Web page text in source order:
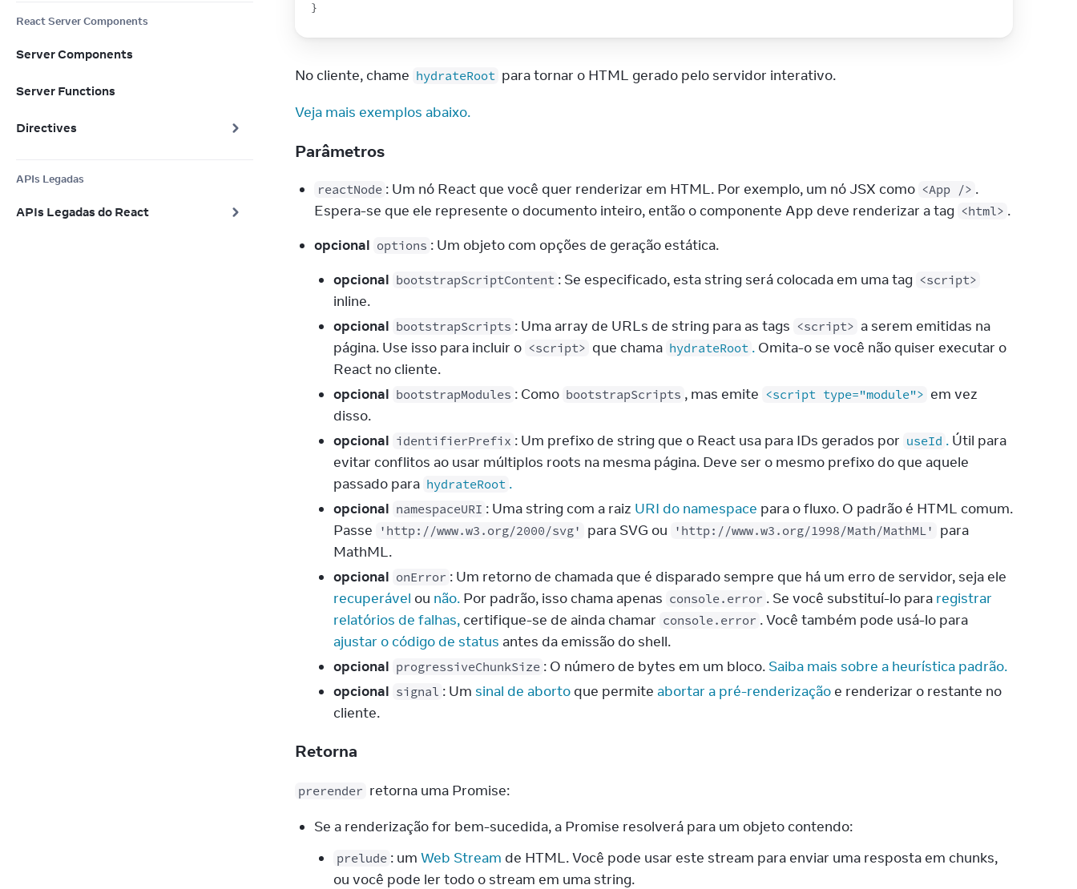
React Server Components
Server Components
Server Functions
Directives
APIs Legadas
APIs Legadas do React
}
No cliente, chame hydrateRoot para tornar o HTML gerado pelo servidor interativo.
Veja mais exemplos abaixo.
Parâmetros
reactNode : Um nó React que você quer renderizar em HTML. Por exemplo, um nó JSX como <App /> .
Espera-se que ele represente o documento inteiro, então o componente App deve renderizar a tag <html> .
opcional options : Um objeto com opções de geração estática.
opcional bootstrapScriptContent : Se especificado, esta string será colocada em uma tag <script>
inline.
opcional bootstrapScripts : Uma array de URLs de string para as tags <script> a serem emitidas na
página. Use isso para incluir o <script> que chama hydrateRoot . Omita-o se você não quiser executar o
React no cliente.
opcional bootstrapModules : Como bootstrapScripts , mas emite <script type="module"> em vez
disso.
opcional identifierPrefix : Um prefixo de string que o React usa para IDs gerados por useId . Útil para
evitar conflitos ao usar múltiplos roots na mesma página. Deve ser o mesmo prefixo do que aquele
passado para hydrateRoot .
opcional namespaceURI : Uma string com a raiz URI do namespace para o fluxo. O padrão é HTML comum.
Passe
'http://www.w3.org/2000/svg' para SVG ou 'http://www.w3.org/1998/Math/MathML'
para
MathML.
opcional onError : Um retorno de chamada que é disparado sempre que há um erro de servidor, seja ele
recuperável ou não. Por padrão, isso chama apenas console.error . Se você substituí-lo para registrar
relatórios de falhas, certifique-se de ainda chamar console.error . Você também pode usá-lo para
ajustar o código de status antes da emissão do shell.
opcional progressiveChunkSize : O número de bytes em um bloco. Saiba mais sobre a heurística padrão.
opcional signal : Um sinal de aborto que permite abortar a pré-renderização e renderizar o restante no
cliente.
Retorna
prerender retorna uma Promise:
Se a renderização for bem-sucedida, a Promise resolverá para um objeto contendo:
prelude : um Web Stream de HTML. Você pode usar este stream para enviar uma resposta em chunks,
ou você pode ler todo o stream em uma string.